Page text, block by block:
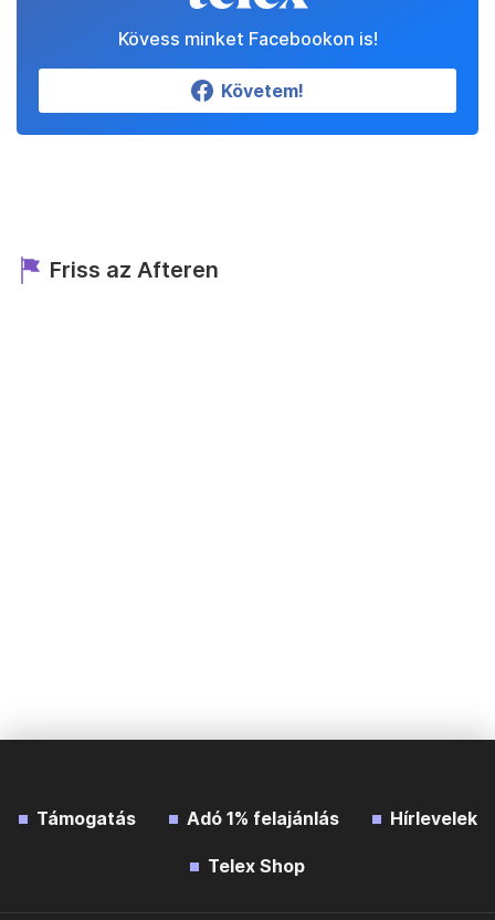
Kövess minket Facebookon is!
Követem!
Friss az Afteren
Támogatás Adó 1% felajánlás Hírlevelek
Telex Shop